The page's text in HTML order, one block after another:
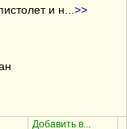
и н
>>